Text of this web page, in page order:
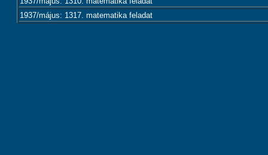
1937/május: 1317. matematika feladat